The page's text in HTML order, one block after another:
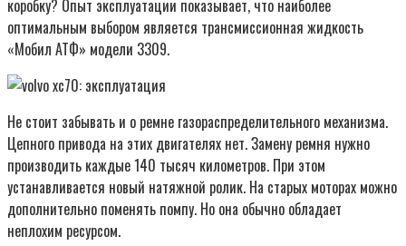
коробку? Опыт эксплуатации показывает, что наиболее
оптимальным выбором является трансмиссионная жидкость
«Мобил АТФ» модели 3309.
Не стоит забывать и о ремне газораспределительного механизма.
Цепного привода на этих двигателях нет. Замену ремня нужно
производить каждые 140 тысяч километров. При этом
устанавливается новый натяжной ролик. На старых моторах можно
дополнительно поменять помпу. Но она обычно обладает
неплохим ресурсом.